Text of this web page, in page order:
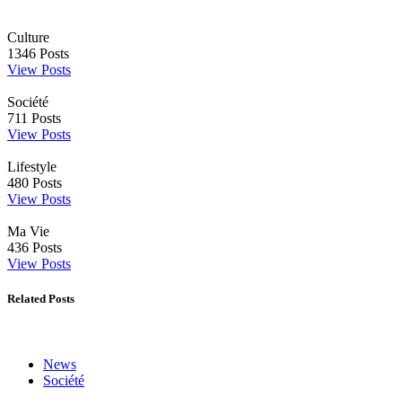
Culture
1346 Posts
View Posts
Société
711 Posts
View Posts
Lifestyle
480 Posts
View Posts
Ma Vie
436 Posts
View Posts
Related Posts
News
Société